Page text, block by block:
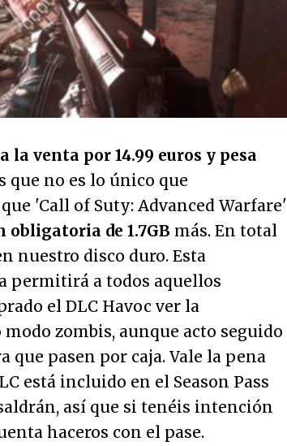
a la venta por 14.99 euros y pesa
que no es lo único que
'Call of Suty: Advanced Warfare'
obligatoria de 1.7GB más. En total
nuestro disco duro. Esta
permitirá a todos aquellos
el DLC Havoc ver la
zombis, aunque acto seguido
que pasen por caja. Vale la pena
está incluido en el Season Pass
así que si tenéis intención
haceros con el pase.